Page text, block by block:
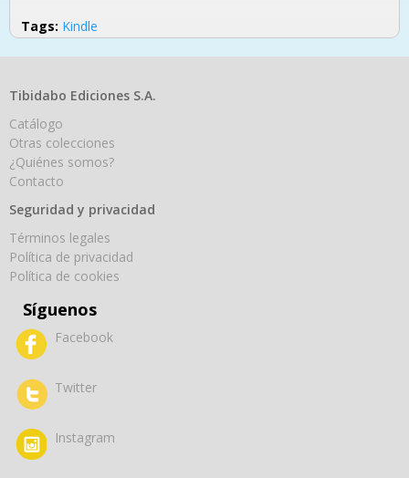
Tags: Kindle
Tibidabo Ediciones S.A.
Catálogo
Otras colecciones
¿Quiénes somos?
Contacto
Seguridad y privacidad
Términos legales
Política de privacidad
Política de cookies
Síguenos
Facebook
Twitter
Instagram